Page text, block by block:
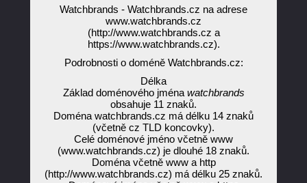
Watchbrands - Watchbrands.cz na adrese
www.watchbrands.cz
(http://www.watchbrands.cz a
https://www.watchbrands.cz).
Podrobnosti o doméně Watchbrands.cz:
Délka
Základ doménového jména watchbrands
obsahuje 11 znaků.
Doména watchbrands.cz má délku 14 znaků
(včetně cz TLD koncovky).
Celé doménové jméno včetně www
(www.watchbrands.cz) je dlouhé 18 znaků.
Doména včetně www a http
(http://www.watchbrands.cz) má délku 25 znaků.